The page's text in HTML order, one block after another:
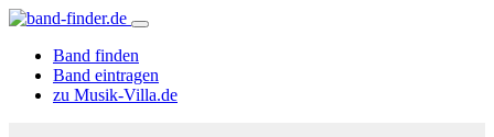
Band finden
Band eintragen
zu Musik-Villa.de